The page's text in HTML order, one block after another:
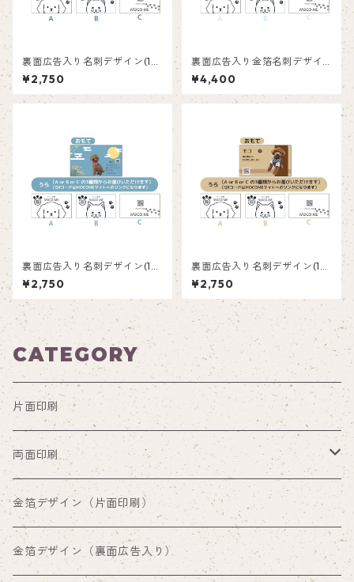
裏面広告入り名刺デザイン(1箱
50枚入り)_三日月_CM001ad
¥2,750
裏面広告入り金箔名刺デザイ
ン(1箱50枚入り)_ネコ_CG00
2ad
¥4,400
裏面広告入り名刺デザイン(1箱
50枚入り)_満月_FM001ad
¥2,750
裏面広告入り名刺デザイン(1箱
50枚入り)_ブラウン_BR001a
d
¥2,750
CATEGORY
片面印刷
両面印刷
両面印刷（裏面通常デザイン）
両面印刷（裏面広告入り）
金箔デザイン（片面印刷）
金箔デザイン（裏面広告入り）